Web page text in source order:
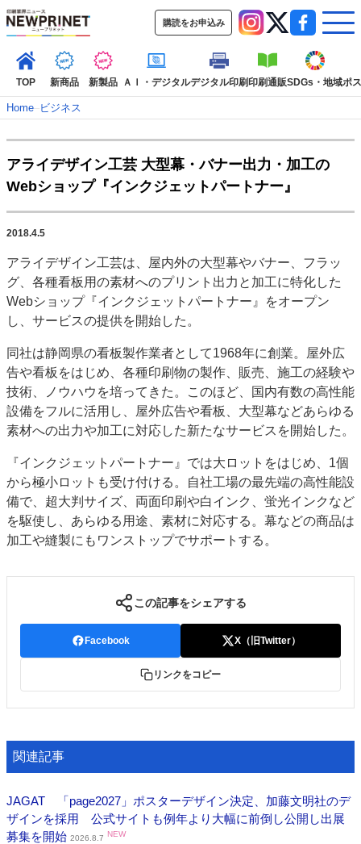
購読をお申込み
TOP 新商品 新製品 ＡＩ・デジタルデジタル印刷印刷通販SDGs・地域ポ
TOP
新着記事 特集記事
動画コンテンツ
インタビュー
コレクション
SDGs・地域
ポストプレス ビジネス イベント 信用情報
業界
市場・統計
人事・移転・異動・訃報
特集記事カテゴリー一覧
特集・デジタル印刷 アイデアで勝負！ ～多様なビジネス・多彩な商材～
JAPAN PACK 2023 特集
中古印刷機・製本機特集
2022 見える化・MIS特集
2022 検査・校正特集
特集・デジタル印刷 ～ 新成長軌道を描く
案内
発刊案内
JFPI印刷用語集 印刷機材年鑑
運営
会社案内
購読・購入申し込み
サイトポリシー
Home–ビジネス
アライデザイン工芸 大型幕・バナー出力・加工の
Webショップ『インクジェットパートナー』
2018.4.5
アライデザイン工芸は、屋内外の大型幕やバナー、フラッ
グ、各種看板用の素材へのプリント出力と加工に特化した
Webショップ『インクジェットパートナー』をオープン
し、サービスの提供を開始した。
同社は静岡県の看板製作業者として1968年に創業。屋外広
告や看板をはじめ、各種印刷物の製作、販売、施工の経験や
技術、ノウハウを培ってきた。このほど、国内有数の高性能
設備をフルに活用し、屋外広告や看板、大型幕などあらゆる
素材への出力や加工に対応した新たなサービスを開始した。
『インクジェットパートナー』では大ロットをはじめ、1個
から極小ロットも受け付ける。自社工場の最先端の高性能設
備で、超大判サイズ、両面印刷や白インク、蛍光インクなど
を駆使し、あらゆる用途、素材に対応する。幕などの商品は
加工や縫製にもワンストップでサポートする。
この記事をシェアする
Facebook X（旧Twitter）
リンクをコピー
関連記事
JAGAT 「page2027」ポスターデザイン決定、加藤文明社のデ
ザインを採用 公式サイトも例年より大幅に前倒し公開し出展
募集を開始 2026.8.7 NEW